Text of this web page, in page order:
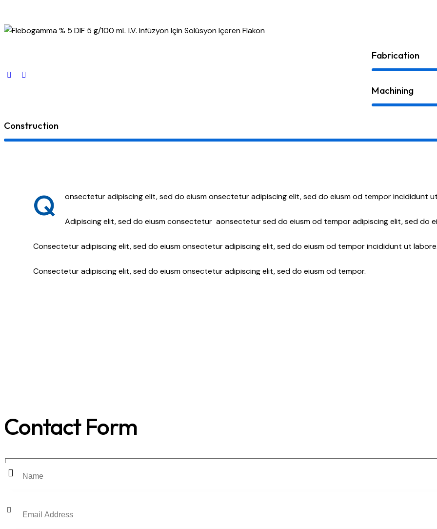
Fabrication
Machining
Construction
Q onsectetur adipiscing elit, sed do eiusm onsectetur adipiscing elit, sed do eiusm od tempor incididunt
Adipiscing elit, sed do eiusm consectetur aonsectetur sed do eiusm od tempor adipiscing elit, sed do
Consectetur adipiscing elit, sed do eiusm onsectetur adipiscing elit, sed do eiusm od tempor incididunt ut labore.
Consectetur adipiscing elit, sed do eiusm onsectetur adipiscing elit, sed do eiusm od tempor.
Contact Form